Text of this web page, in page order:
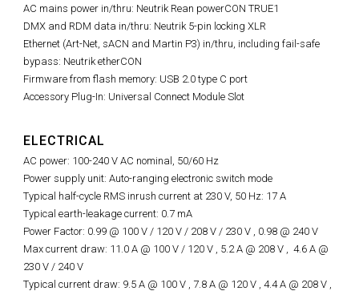
AC mains power in/thru: Neutrik Rean powerCON TRUE1
DMX and RDM data in/thru: Neutrik 5-pin locking XLR
Ethernet (Art-Net, sACN and Martin P3) in/thru, including fail-safe
bypass: Neutrik etherCON
Firmware from flash memory: USB 2.0 type C port
Accessory Plug-In: Universal Connect Module Slot
ELECTRICAL
AC power: 100-240 V AC nominal, 50/60 Hz
Power supply unit: Auto-ranging electronic switch mode
Typical half-cycle RMS inrush current at 230 V, 50 Hz: 17 A
Typical earth-leakage current: 0.7 mA
Power Factor: 0.99 @ 100 V / 120 V / 208 V / 230 V , 0.98 @ 240 V
Max current draw: 11.0 A @ 100 V / 120 V , 5.2 A @ 208 V , 4.6 A @
230 V / 240 V
Typical current draw: 9.5 A @ 100 V , 7.8 A @ 120 V , 4.4 A @ 208 V ,